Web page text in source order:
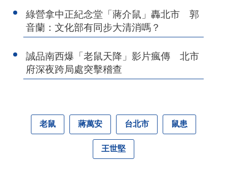
綠營拿中正紀念堂「蔣介鼠」轟北市 郭
音蘭：文化部有同步大清消嗎？
誠品南西爆「老鼠天降」影片瘋傳 北市
府深夜跨局處突擊稽查
老鼠 蔣萬安 台北市 鼠患
王世堅